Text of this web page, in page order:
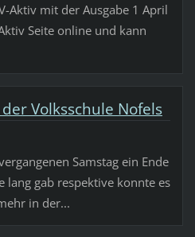
Aktiv mit der Ausgabe 1 April
Seite online und kann
Volksschule Nofels
Samstag ein Ende
lang gab respektive konnte es
in der...